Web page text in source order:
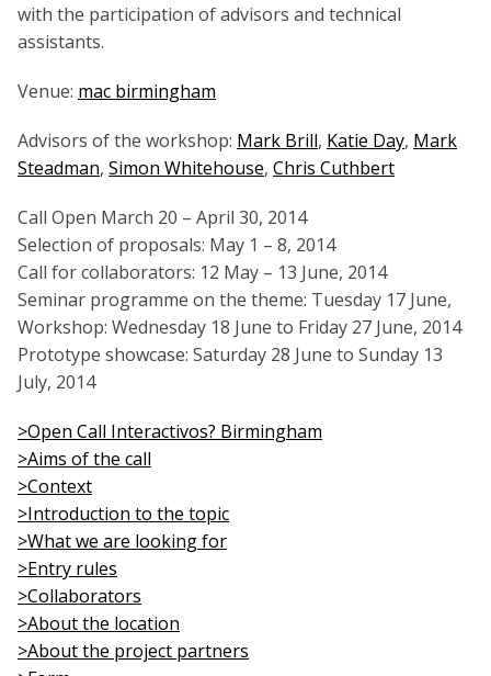
with the participation of advisors and technical
assistants.
Venue: mac birmingham
Advisors of the workshop: Mark Brill, Katie Day, Mark
Steadman, Simon Whitehouse, Chris Cuthbert
Call Open March 20 – April 30, 2014
Selection of proposals: May 1 – 8, 2014
Call for collaborators: 12 May – 13 June, 2014
Seminar programme on the theme: Tuesday 17 June,
Workshop: Wednesday 18 June to Friday 27 June, 2014
Prototype showcase: Saturday 28 June to Sunday 13
July, 2014
>Open Call Interactivos? Birmingham
>Aims of the call
>Context
>Introduction to the topic
>What we are looking for
>Entry rules
>Collaborators
>About the location
>About the project partners